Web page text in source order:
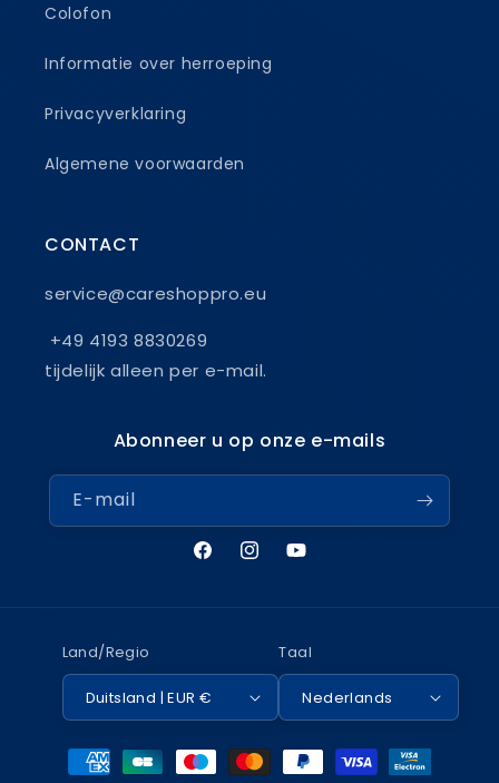
Colofon
Informatie over herroeping
Privacyverklaring
Algemene voorwaarden
CONTACT
service@careshoppro.eu
+49 4193 8830269
tijdelijk alleen per e-mail.
Abonneer u op onze e-mails
E-mail
FacebookInstagramYouTube
Land/Regio
Duitsland | EUR €
Taal
Nederlands
Betaalmethoden